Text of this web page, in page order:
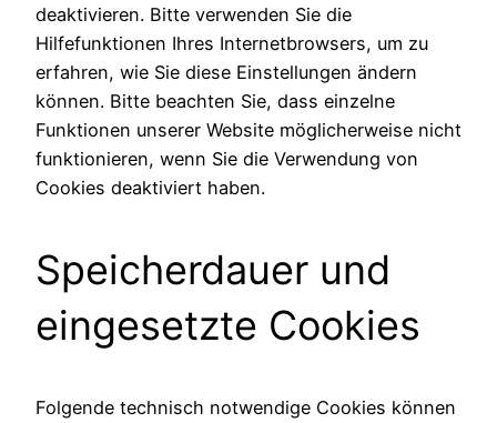
deaktivieren. Bitte verwenden Sie die
Hilfefunktionen Ihres Internetbrowsers, um zu
erfahren, wie Sie diese Einstellungen ändern
können. Bitte beachten Sie, dass einzelne
Funktionen unserer Website möglicherweise nicht
funktionieren, wenn Sie die Verwendung von
Cookies deaktiviert haben.
Speicherdauer und
eingesetzte Cookies
Folgende technisch notwendige Cookies können